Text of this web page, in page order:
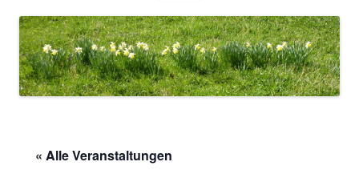
« Alle Veranstaltungen